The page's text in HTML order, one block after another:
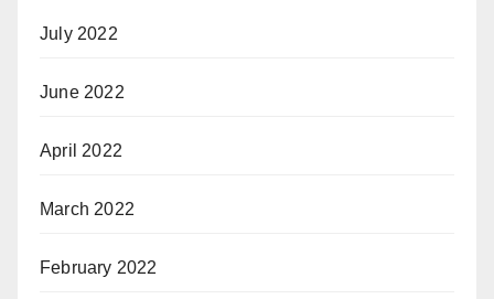
July 2022
June 2022
April 2022
March 2022
February 2022